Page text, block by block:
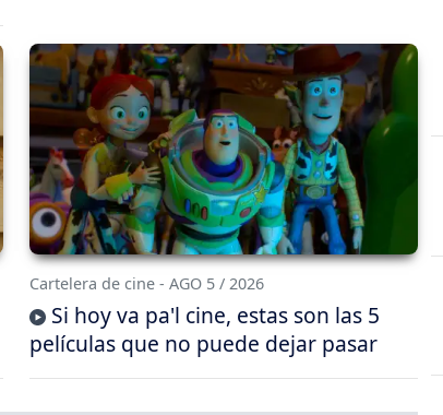
Cartelera de cine - AGO 5 / 2026
Si hoy va pa'l cine, estas son las 5
películas que no puede dejar pasar